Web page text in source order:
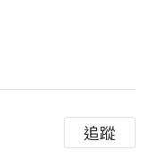
追蹤